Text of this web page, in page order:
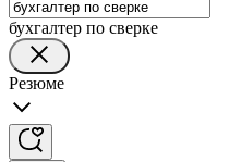
бухгалтер по сверке
Резюме